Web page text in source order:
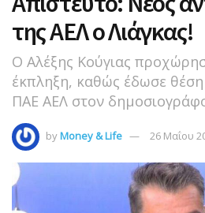
της ΑΕΛ ο Λιάγκας!
Ο Αλέξης Κούγιας
έκπληξη, καθώς έδωσε
ΠΑΕ ΑΕΛ στον
byMoney & Life 26 Μαΐου